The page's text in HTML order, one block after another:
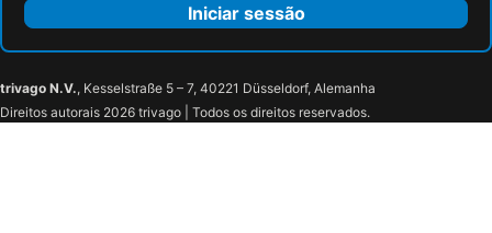
Iniciar sessão
trivago N.V., Kesselstraße 5 – 7, 40221 Düsseldorf, Alemanha
Direitos autorais 2026 trivago | Todos os direitos reservados.